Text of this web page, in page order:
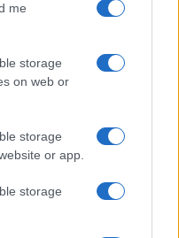
me
storage
on web or
storage
or app.
storage